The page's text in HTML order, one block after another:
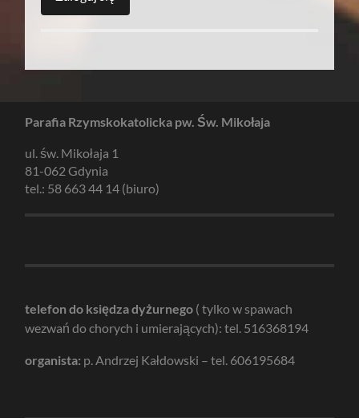
Parafia Rzymskokatolicka pw. Św. Mikołaja
ul. św. Mikołaja 1
81-062 Gdynia
tel.: 58 663 44 14 (biuro)
telefon do księdza dyżurnego ( tylko w spawach
wezwań do chorych i umierających): tel. 516368194
organista: p. Andrzej Kałdowski – tel. 606195684